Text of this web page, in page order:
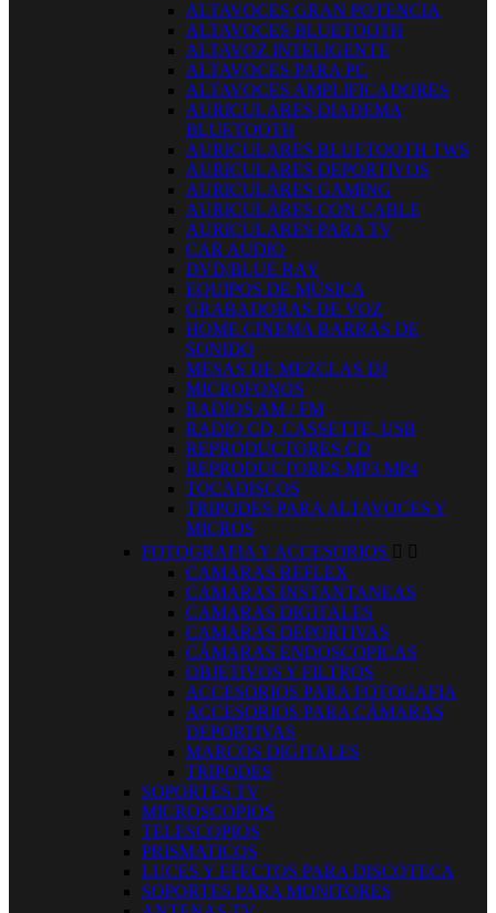
ALTAVOCES GRAN POTENCIA
ALTAVOCES BLUETOOTH
ALTAVOZ INTELIGENTE
ALTAVOCES PARA PC
ALTAVOCES AMPLIFICADORES
AURICULARES DIADEMA
BLUETOOTH
AURICULARES BLUETOOTH TWS
AURICULARES DEPORTIVOS
AURICULARES GAMING
AURICULARES CON CABLE
AURICULARES PARA TV
CAR AUDIO
DVD/BLUE RAY
EQUIPOS DE MÚSICA
GRABADORAS DE VOZ
HOME CINEMA BARRAS DE
SONIDO
MESAS DE MEZCLAS DJ
MICROFONOS
RADIOS AM / FM
RADIO CD, CASSETTE, USB
REPRODUCTORES CD
REPRODUCTORES MP3 MP4
TOCADISCOS
TRIPODES PARA ALTAVOCES Y
MICROS
FOTOGRAFIA Y ACCESORIOS  
CAMARAS REFLEX
CAMARAS INSTANTANEAS
CAMARAS DIGITALES
CAMARAS DEPORTIVAS
CÁMARAS ENDOSCOPICAS
OBJETIVOS Y FILTROS
ACCESORIOS PARA FOTOGAFIA
ACCESORIOS PARA CÁMARAS
DEPORTIVAS
MARCOS DIGITALES
TRIPODES
SOPORTES TV
MICROSCOPIOS
TELESCOPIOS
PRISMATICOS
LUCES Y EFECTOS PARA DISCOTECA
SOPORTES PARA MONITORES